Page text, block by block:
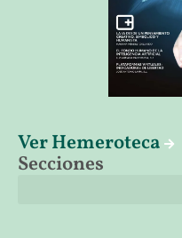
Ver Hemeroteca
Secciones